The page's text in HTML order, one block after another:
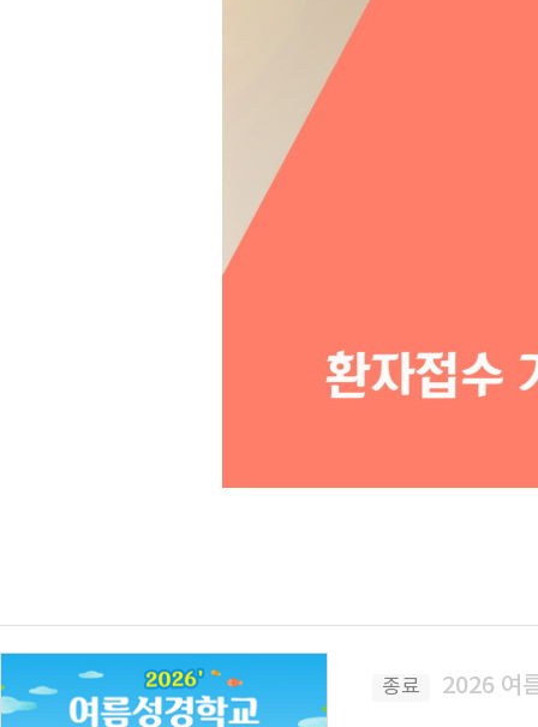
종료 2026 여